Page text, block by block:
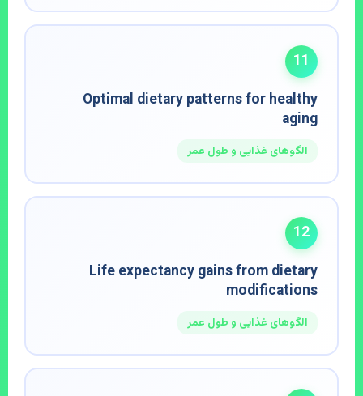
11
Optimal dietary patterns for healthy
aging
الگوهای غذایی و طول عمر
12
Life expectancy gains from dietary
modifications
الگوهای غذایی و طول عمر